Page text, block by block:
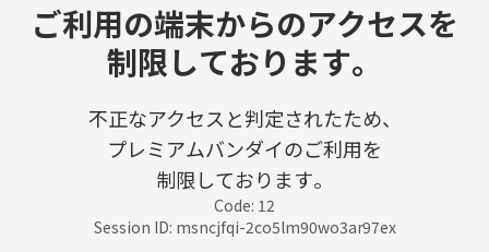
ご利用の端末からのアクセスを
制限しております。
不正なアクセスと判定されたため、
プレミアムバンダイのご利用を
制限しております。
Code: 12
Session ID: msncjfqi-2co5lm90wo3ar97ex